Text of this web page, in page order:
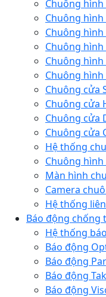
Chuông hình
Chuông hình
Chuông
Chuông hình
Chuông
Chuông hình
Chuông cửa
Chuông cửa
Chuông cửa
Chuông cửa
Hệ thống
Chuông
Màn hình
Camera
Hệ thống
Báo động chống
Hệ thống
Báo động
Báo động
Báo động
Báo động